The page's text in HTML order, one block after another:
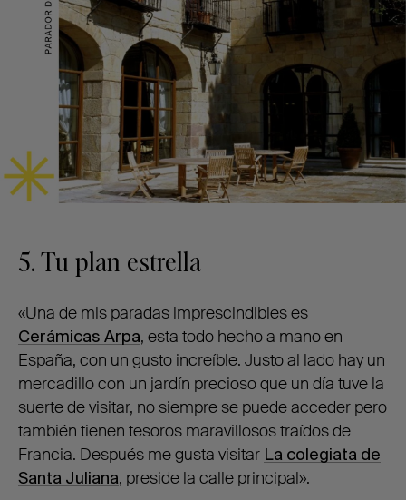
5. Tu plan estrella
«Una de mis paradas imprescindibles es
Cerámicas Arpa, esta todo hecho a mano en
España, con un gusto increíble. Justo al lado hay un
mercadillo con un jardín precioso que un día tuve la
suerte de visitar, no siempre se puede acceder pero
también tienen tesoros maravillosos traídos de
Francia. Después me gusta visitar La colegiata de
Santa Juliana, preside la calle principal».